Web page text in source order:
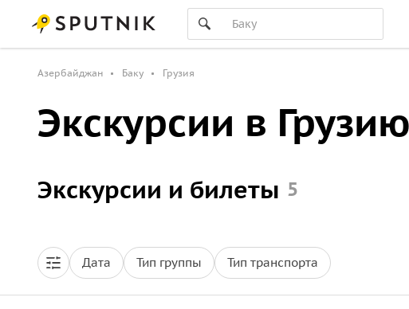
Азербайджан Баку Грузия
Экскурсии в
Экскурсии и билеты 5
Дата Тип группы Тип транспорта